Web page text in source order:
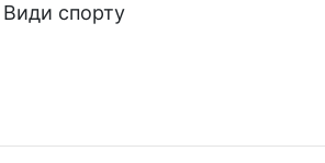
Види спорту